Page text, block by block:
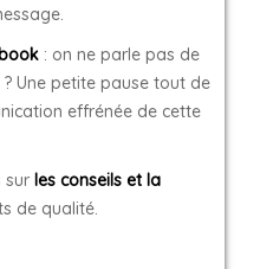
: on ne parle pas de
Une petite pause tout de
effrénée de cette
sur les conseils et la
de qualité.